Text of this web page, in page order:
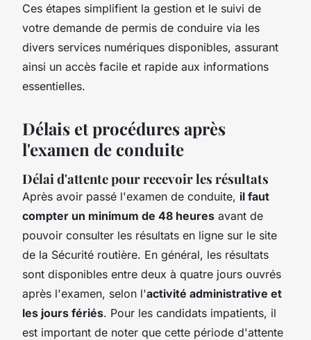
Ces étapes simplifient la gestion et le suivi de
votre demande de permis de conduire via les
divers services numériques disponibles, assurant
ainsi un accès facile et rapide aux informations
essentielles.
Délais et procédures après
l'examen de conduite
Délai d'attente pour recevoir les résultats
Après avoir passé l'examen de conduite, il faut
compter un minimum de 48 heures avant de
pouvoir consulter les résultats en ligne sur le site
de la Sécurité routière. En général, les résultats
sont disponibles entre deux à quatre jours ouvrés
après l'examen, selon l'activité administrative et
les jours fériés. Pour les candidats impatients, il
est important de noter que cette période d'attente